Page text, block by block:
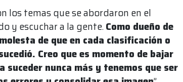
los temas que se abordaron en el
y escuchar a la gente.Como dueño de
de que en cada clasificación o
Creo que es momento de bajar
suceder nunca más y tenemos que ser